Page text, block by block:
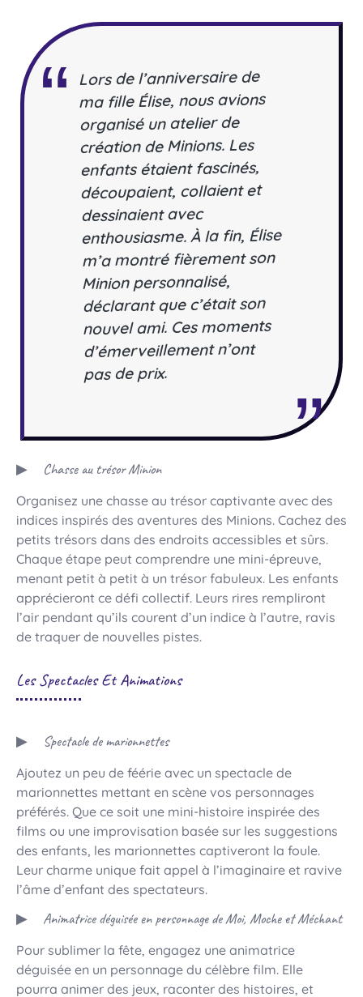
Lors de l’anniversaire de
ma fille Élise, nous avions
organisé un atelier de
création de Minions. Les
enfants étaient fascinés,
découpaient, collaient et
dessinaient avec
enthousiasme. À la fin, Élise
m’a montré fièrement son
Minion personnalisé,
déclarant que c’était son
nouvel ami. Ces moments
d’émerveillement n’ont
pas de prix.
Chasse au trésor Minion
Organisez une chasse au trésor captivante avec des
indices inspirés des aventures des Minions. Cachez des
petits trésors dans des endroits accessibles et sûrs.
Chaque étape peut comprendre une mini-épreuve,
menant petit à petit à un trésor fabuleux. Les enfants
apprécieront ce défi collectif. Leurs rires rempliront
l’air pendant qu’ils courent d’un indice à l’autre, ravis
de traquer de nouvelles pistes.
Les Spectacles Et Animations
Spectacle de marionnettes
Ajoutez un peu de féérie avec un spectacle de
marionnettes mettant en scène vos personnages
préférés. Que ce soit une mini-histoire inspirée des
films ou une improvisation basée sur les suggestions
des enfants, les marionnettes captiveront la foule.
Leur charme unique fait appel à l’imaginaire et ravive
l’âme d’enfant des spectateurs.
Animatrice déguisée en personnage de Moi, Moche et Méchant
Pour sublimer la fête, engagez une animatrice
déguisée en un personnage du célèbre film. Elle
pourra animer des jeux, raconter des histoires, et